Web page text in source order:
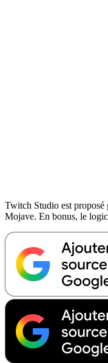
Twitch Studio est proposé
Mojave. En bonus, le